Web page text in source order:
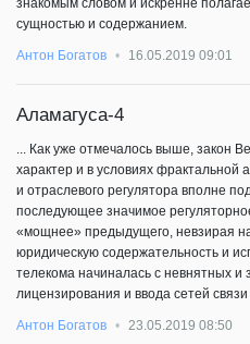
сущностью и содержанием.
Антон Богатов 16.05.2019 09:01
Аламагуса-4
... Как уже отмечалось выше, закон
характер и в условиях фрактальной
и отраслевого регулятора вполне
последующее значимое
«мощнее» предыдущего, невзирая
юридическую содержательность и
телекома начиналась с невнятных и
лицензирования и ввода сетей
Антон Богатов 23.05.2019 08:50